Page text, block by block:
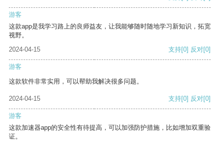
游客
这款app是我学习路上的良师益友，让我能够随时随地学习新知识，拓宽
视野。
2024-04-15
支持[0] 反对[0]
游客
这款软件非常实用，可以帮助我解决很多问题。
2024-04-15 支持[0] 反对[0]
游客
这款加速器app的安全性有待提高，可以加强防护措施，比如增加双重验
证。